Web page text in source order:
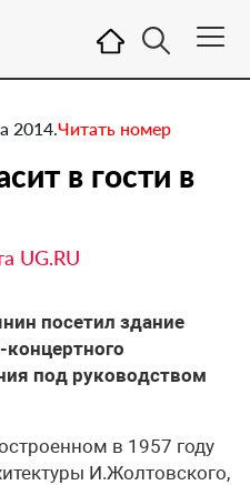
2014.Читать номер
в гости в
UG.RU
посетил здание
под руководством
в 1957 году
И.Жолтовского,